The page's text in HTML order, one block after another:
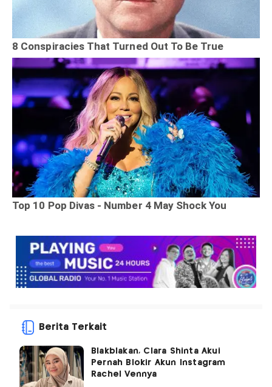
Berita Terkait
Blakblakan, Clara Shinta Akui
Pernah Blokir Akun Instagram
Rachel Vennya